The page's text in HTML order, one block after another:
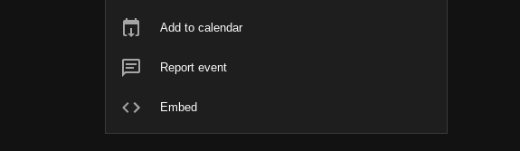
Add to calendar
Report event
Embed